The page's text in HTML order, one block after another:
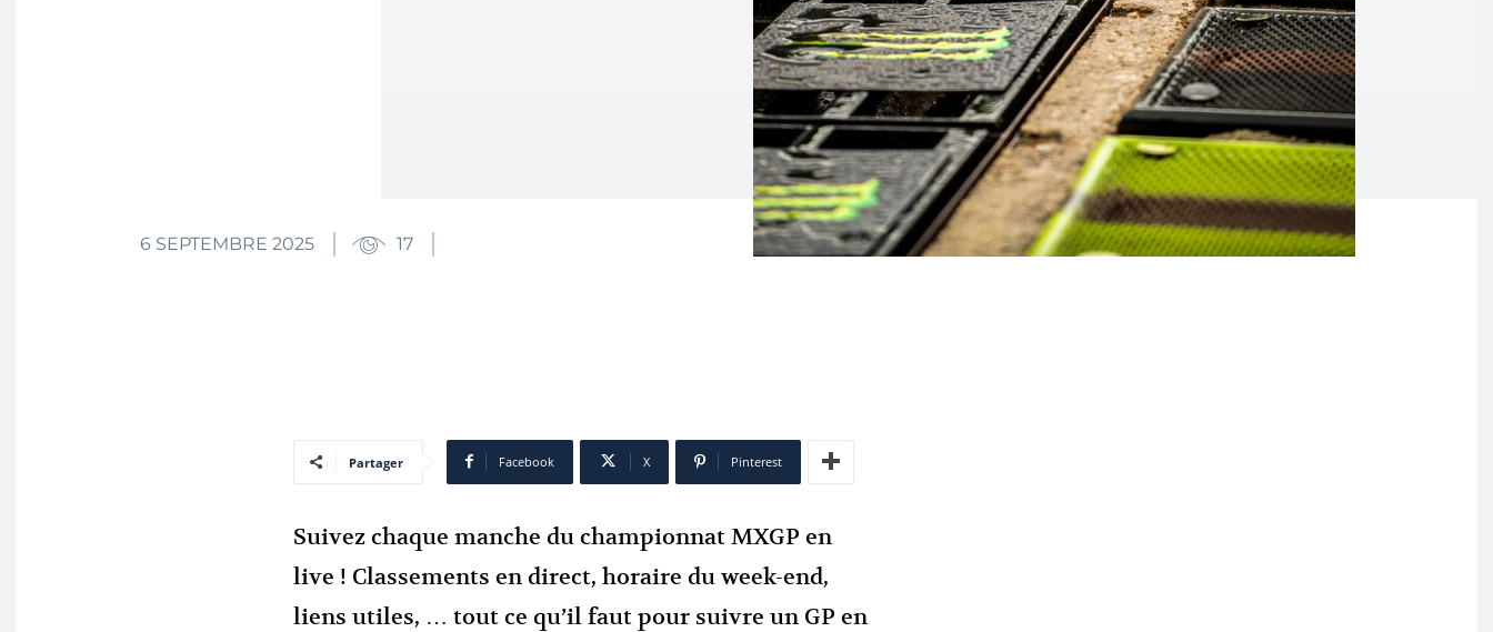
6 SEPTEMBRE 2025 17
Partager Facebook X Pinterest
Suivez chaque manche du championnat MXGP en
live ! Classements en direct, horaire du week-end,
liens utiles, … tout ce qu’il faut pour suivre un GP en